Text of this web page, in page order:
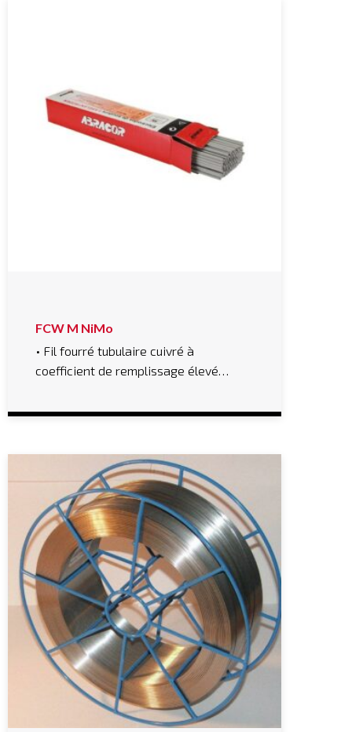
FCW M NiMo
• Fil fourré tubulaire cuivré à
coefficient de remplissage élevé…